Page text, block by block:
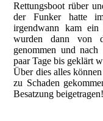
Rettungsboot rüber
der Funker hatte
irgendwann kam
wurden dann von
genommen und
paar Tage bis geklärt
Über dies alles
zu Schaden
Besatzung